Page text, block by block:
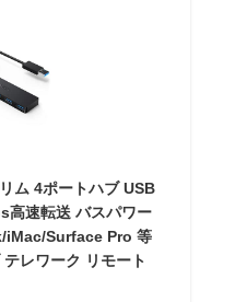
ム 4ポートハブ USB
高速転送 バスパワー
iMac/Surface Pro 等
レワーク リモート